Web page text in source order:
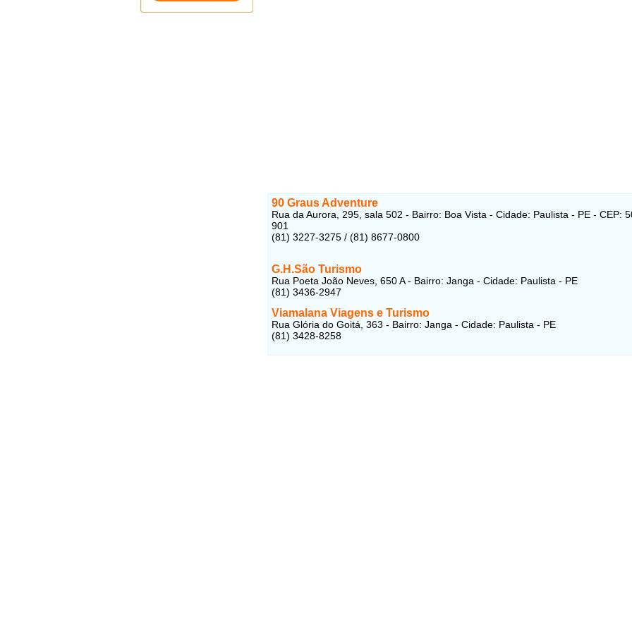
90 Graus Adventure
Rua da Aurora, 295, sala 502 - Bairro: Boa Vista - Cidade: Paulista - PE - CEP:
901
(81) 3227-3275 / (81) 8677-0800
G.H.São Turismo
Rua Poeta João Neves, 650 A - Bairro: Janga - Cidade: Paulista - PE
(81) 3436-2947
Viamalana Viagens e Turismo
Rua Glória do Goitá, 363 - Bairro: Janga - Cidade: Paulista - PE
(81) 3428-8258